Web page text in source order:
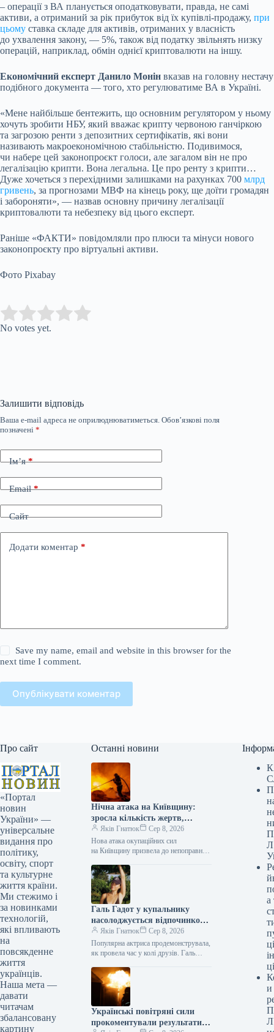
– операції з ВА планується оподатковувати, правда, не самі
активи, а отриманий за рік прибуток від їх купівлі-продажу, при
цьому ставка складе для активів, отриманих у власність
до ухвалення закону, — 5%, також від податку звільнять низку
операцій, наприклад, обмін однієї криптовалюти на іншу.
Економічний експерт Данило Монін вказав на головну нестачу
подібного документа — того, хто регулюватиме ВА в Україні.
«Мене найбільше бентежить, що основним регулятором у ньому
хочуть зробити НБУ, який вважає крипту червоною ганчіркою
та загрозою ренти з депозитних сертифікатів, які вони
називають макроекономічною стабільністю. Подивимося,
чи набере цей законопроєкт голоси, але загалом він не про
легалізацію крипти. Вона легальна. Це про ренту з крипти…
Дуже хочеться з перехідними залишками на рахунках 700 млрд
гривень, за прогнозами МВФ на кінець року, ще доїти громадян
і забороняти», — назвав основну причину легалізації
криптовалюти та небезпеку від цього експерт.
Раніше «ФАКТИ» повідомляли про плюси та мінуси нового
законопроєкту про віртуальні активи.
Фото Pixabay
Rate this item:
No votes yet.
Залишити відповідь
Ваша e-mail адреса не оприлюднюватиметься. Обов’язкові поля
позначені *
Ім’я*
Email*
Сайт
Додати коментар *
Save my name, email and website in this browser for the
next time I comment.
Опублікувати коментар
Про сайт
«Портал
новин
України» —
універсальне
видання про
політику,
освіту, спорт
та культурне
життя країни.
Ми стежимо і
за новинками
технологій,
які впливають
на
повсякденне
життя
українців.
Наша мета —
давати
читачам
збалансовану
картину
Останні новини
Нічна атака на Київщину:
зросла кількість жертв,
найсвіжіша інформація
Яків Гнатюк
Сер 8, 2026
Нова атака окупаційних сил
на Київщину призвела до непоправних
Броварський район. На місцях
працювали рятувальники / ©
Associated Press…
Галь Гадот у купальнику
насолоджується відпочинком
з подругами на яхті
Яків Гнатюк
Сер 8, 2026
Популярна актриса продемонструвала,
як провела час у колі друзів. Галь
41-річна ізраїльська кінозірка Галь
Гадот, яка здобула…
Українські повітряні сили
прокоментували результати
Л
а
ці
и